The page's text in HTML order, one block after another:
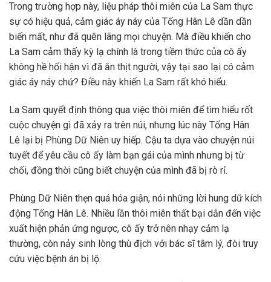
Trong trường hợp này, liệu pháp thôi miên của La Sam thực
sự có hiệu quả, cảm giác áy náy của Tống Hân Lê dần dần
biến mất, như đã quên lãng mọi chuyện. Mà điều khiến cho
La Sam cảm thấy kỳ lạ chính là trong tiềm thức của cô ấy
không hề hối hận vì đã ăn thịt người, vậy tại sao lại có cảm
giác áy náy chứ? Điều này khiến La Sam rất khó hiểu.
La Sam quyết định thông qua việc thôi miên để tìm hiểu rốt
cuộc chuyện gì đã xảy ra trên núi, nhưng lúc này Tống Hân
Lê lại bị Phùng Dữ Niên uy hiếp. Cậu ta dựa vào chuyện núi
tuyết để yêu cầu cô ấy làm bạn gái của mình nhưng bị từ
chối, đồng thời cũng biết chuyện của mình đã bị rò rỉ.
Phùng Dữ Niên thẹn quá hóa giận, nói những lời hung dữ kích
động Tống Hân Lê. Nhiều lần thôi miên thất bại dẫn đến việc
xuất hiện phản ứng ngược, cô ấy trở nên nhạy cảm lạ
thường, còn nảy sinh lòng thù địch với bác sĩ tâm lý, đòi truy
cứu việc bệnh án bị lộ.